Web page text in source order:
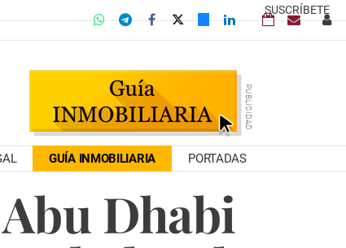
SUSCRÍBETE
GUÍA INMOBILIARIA PORTADAS
Dhabi